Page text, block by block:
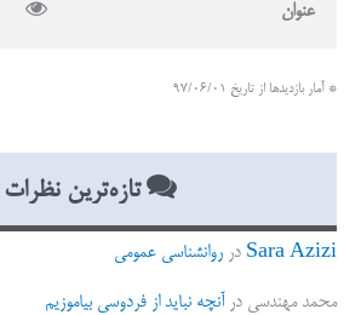
عنوان
* آمار بازدیدها از تاریخ 97/06/01
تازه‌ترین نظرات
Sara Azizi در روانشناسی عمومی
محمد مهندسی در آنچه نباید از فردوسی بیاموزیم